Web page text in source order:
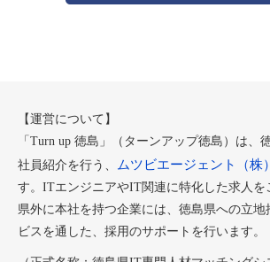
【運営について】
「Turn up 徳島」（ターンアップ徳島）は、
社員紹介を行う、
ムツビエージェント（株）
す。ITエンジニアやIT関連に特化した求人を
県外に本社を持つ企業には、徳島県への立地
ビスを通した、採用のサポートを行います。